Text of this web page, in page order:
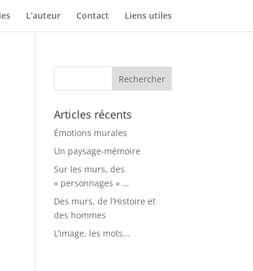
L’auteur Contact Liens utiles
Articles récents
Émotions murales
Un paysage-mémoire
Sur les murs, des
« personnages » …
Des murs, de l’Histoire et
des hommes
L’image, les mots…